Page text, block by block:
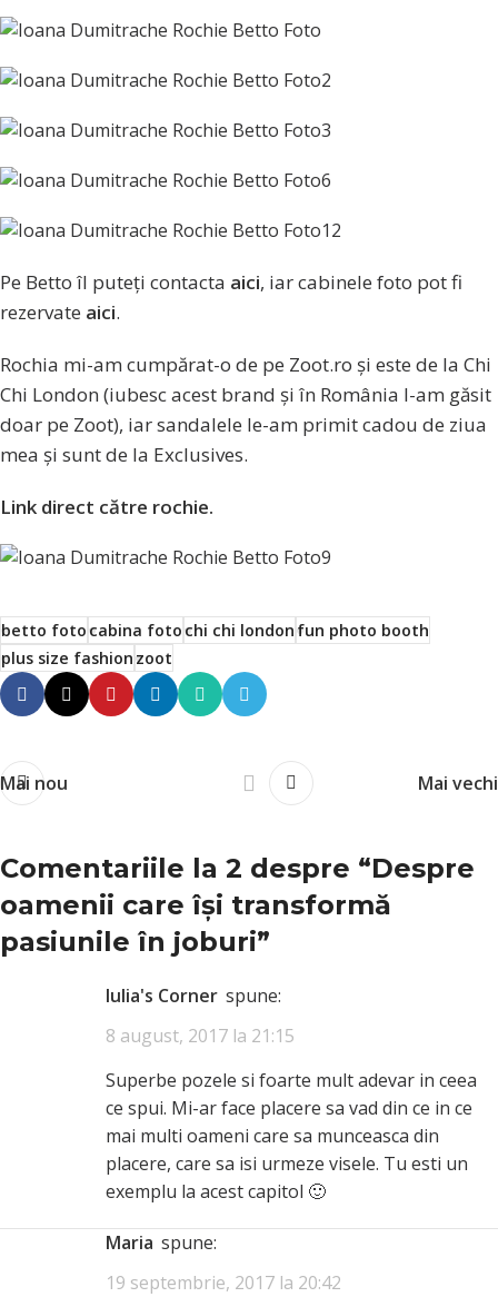
Pe Betto îl puteți contacta aici, iar cabinele foto pot fi
rezervate aici.
Rochia mi-am cumpărat-o de pe Zoot.ro și este de la Chi
Chi London (iubesc acest brand și în România l-am găsit
doar pe Zoot), iar sandalele le-am primit cadou de ziua
mea și sunt de la Exclusives.
Link direct către rochie.
betto fotocabina fotochi chi londonfun photo booth
plus size fashionzoot
Mai nou Mai vechi
Comentariile la 2 despre “Despre
oamenii care își transformă
pasiunile în joburi”
Iulia's Corner spune:
8 august, 2017 la 21:15
Superbe pozele si foarte mult adevar in ceea
ce spui. Mi-ar face placere sa vad din ce in ce
mai multi oameni care sa munceasca din
placere, care sa isi urmeze visele. Tu esti un
exemplu la acest capitol 🙂
Maria spune:
19 septembrie, 2017 la 20:42